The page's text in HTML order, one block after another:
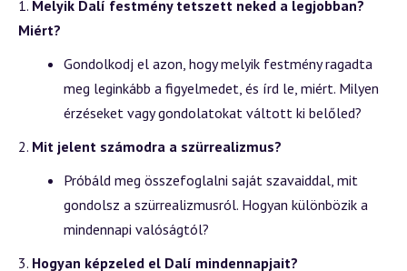
Melyik Dalí festmény tetszett neked a legjobban?
Miért?
Gondolkodj el azon, hogy melyik festmény ragadta
meg leginkább a figyelmedet, és írd le, miért. Milyen
érzéseket vagy gondolatokat váltott ki belőled?
Mit jelent számodra a szürrealizmus?
Próbáld meg összefoglalni saját szavaiddal, mit
gondolsz a szürrealizmusról. Hogyan különbözik a
mindennapi valóságtól?
Hogyan képzeled el Dalí mindennapjait?